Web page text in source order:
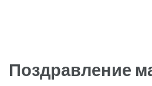
Поздравление